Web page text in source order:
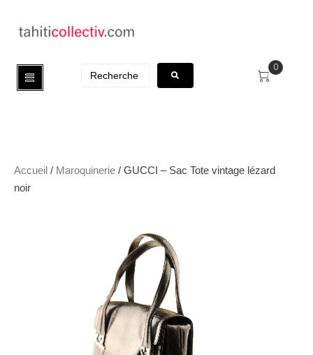
0
Accueil / Maroquinerie / GUCCI – Sac Tote vintage lézard
noir